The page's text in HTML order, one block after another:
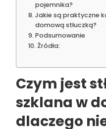
pojemnika?
Jakie są praktyczne
domową stłuczką?
Podsumowanie
Źródła:
Czym jest
szklana w
dlaczego